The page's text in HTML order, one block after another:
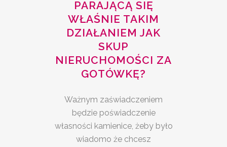
PARAJĄCĄ SIĘ
WŁAŚNIE TAKIM
DZIAŁANIEM JAK
SKUP
NIERUCHOMOŚCI ZA
GOTÓWKĘ?
Ważnym zaświadczeniem
będzie poświadczenie
własności kamienice, żeby było
wiadomo że chcesz